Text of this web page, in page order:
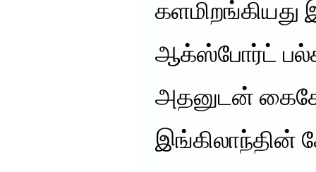
களமிறங்கியது
ஆக்ஸ்போர்ட்
அதனுடன்